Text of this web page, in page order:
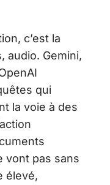
c’est la
audio. Gemini,
qui
la voie à des
vont pas sans
élevé,